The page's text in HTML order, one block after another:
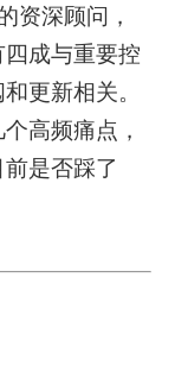
资深顾问，
成与重要控
更新相关。
高频痛点，
是否踩了